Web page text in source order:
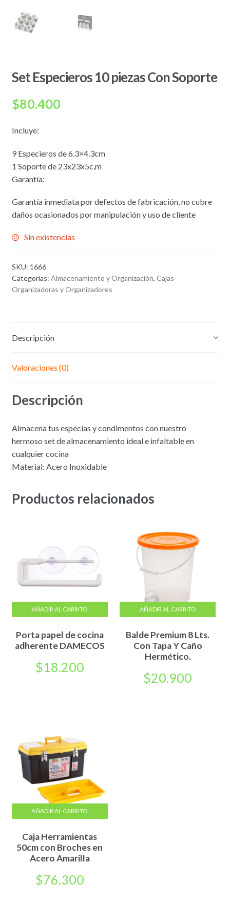
Set Especieros 10 piezas Con Soporte
$80.400
Incluye:
9 Especieros de 6.3×4.3cm
1 Soporte de 23x23x5c,m
Garantía:
Garantía inmediata por defectos de fabricación, no cubre
daños ocasionados por manipulación y uso de cliente
Sin existencias
SKU: 1666
Categorías: Almacenamiento y Organización, Cajas
Organizadoras y Organizadores
Descripción
Valoraciones (0)
Descripción
Almacena tus especias y condimentos con nuestro
hermoso set de almacenamiento ideal e infaltable en
cualquier cocina
Material: Acero Inoxidable
Productos relacionados
Porta papel de cocina
adherente DAMECOS
$18.200
AÑADIR AL CARRITO
Balde Premium 8 Lts.
Con Tapa Y Caño
Hermético.
$20.900
AÑADIR AL CARRITO
Caja Herramientas
50cm con Broches en
Acero Amarilla
$76.300
AÑADIR AL CARRITO